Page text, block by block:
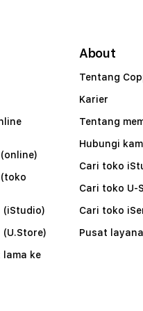
lama ke
About
Tentang
Karier
Tentang
Hubungi
Cari toko
Cari toko U-
Cari toko
Pusat